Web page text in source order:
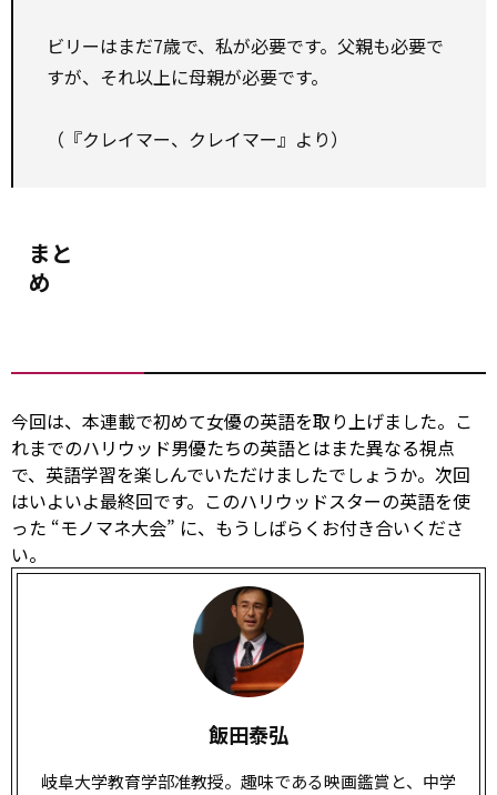
ビリーはまだ7歳で、私が必要です。父親も必要で
すが、それ以上に母親が必要です。
（『クレイマー、クレイマー』より）
まと
め
今回は、本連載で初めて女優の英語を取り上げました。こ
れまでのハリウッド男優たちの英語とはまた異なる視点
で、英語学習を楽しんでいただけましたでしょうか。次回
はいよいよ最終回です。このハリウッドスターの英語を使
った “モノマネ大会” に、もうしばらくお付き合いくださ
い。
飯田泰弘
岐阜大学教育学部准教授。趣味である映画鑑賞と、中学